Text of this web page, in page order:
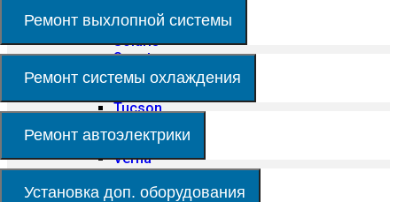
Santa Fe
Solaris
Sonata
Starex
Tucson
Veloster
Verna
Акции
Наши работы
Ремонт выхлопной системы
Ремонт системы охлаждения
Ремонт автоэлектрики
Установка доп. оборудования